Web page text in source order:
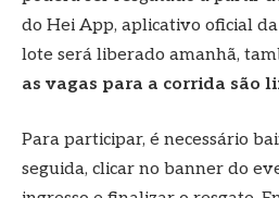
do Hei App, aplicativo oficial da
lote será liberado amanhã,
as vagas para a corrida são
Para participar, é necessário
seguida, clicar no banner do